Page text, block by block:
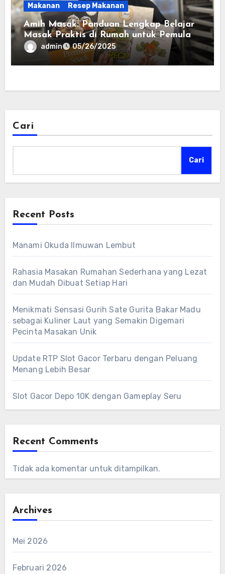
Makanan Resep Makanan
Amih Masak: Panduan Lengkap Belajar
Masak Praktis di Rumah untuk Pemula
admin 05/26/2025
Cari
Cari
Recent Posts
Manami Okuda Ilmuwan Lembut
Rahasia Masakan Rumahan Sederhana yang Lezat
dan Mudah Dibuat Setiap Hari
Menikmati Sensasi Gurih Sate Gurita Bakar Madu
sebagai Kuliner Laut yang Semakin Digemari
Pecinta Masakan Unik
Update RTP Slot Gacor Terbaru dengan Peluang
Menang Lebih Besar
Slot Gacor Depo 10K dengan Gameplay Seru
Recent Comments
Tidak ada komentar untuk ditampilkan.
Archives
Mei 2026
Februari 2026